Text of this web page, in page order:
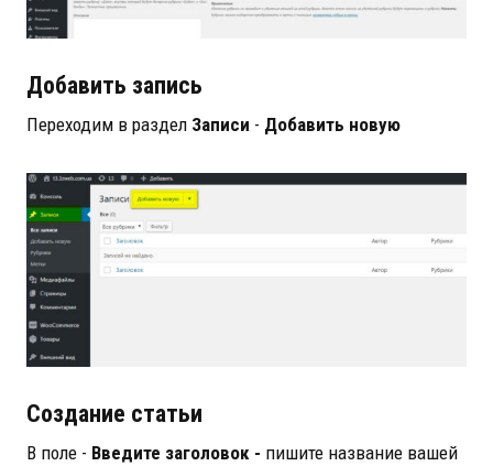
Добавить запись
Переходим в раздел Записи - Добавить новую
Создание статьи
В поле - Введите заголовок - пишите название вашей